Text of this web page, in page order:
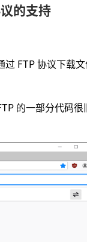
的支持
FTP 协议下载
的一部分代码很